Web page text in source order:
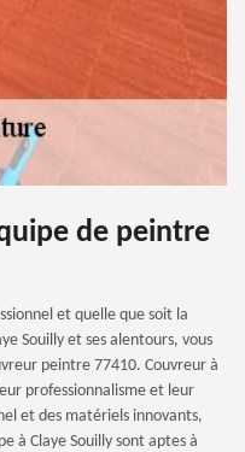
de peintre
et quelle que soit la
Souilly et ses alentours, vous
peintre 77410. Couvreur à
professionnalisme et leur
et des matériels innovants,
à Claye Souilly sont aptes à